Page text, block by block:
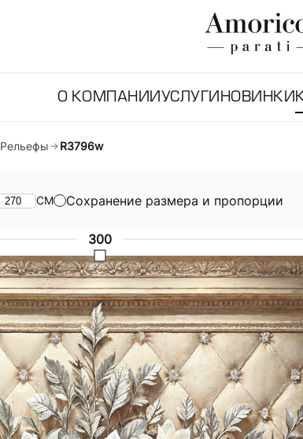
О КОМПАНИИ УСЛУГИ НОВИНКИ
Рельефы R3796w
СМ Сохранение размера и пропорции